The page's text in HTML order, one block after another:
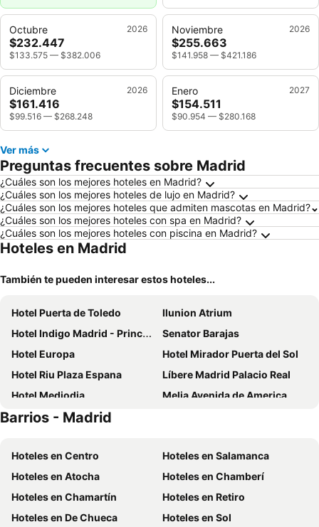
Octubre 2026
$232.447
$133.575 — $382.006
Noviembre 2026
$255.663
$141.958 — $421.186
Diciembre 2026
$161.416
$99.516 — $268.248
Enero 2027
$154.511
$90.954 — $280.168
Ver más
Preguntas frecuentes sobre Madrid
¿Cuáles son los mejores hoteles en Madrid?
¿Cuáles son los mejores hoteles de lujo en Madrid?
¿Cuáles son los mejores hoteles que admiten mascotas en Madrid?
¿Cuáles son los mejores hoteles con spa en Madrid?
¿Cuáles son los mejores hoteles con piscina en Madrid?
Hoteles en Madrid
También te pueden interesar estos hoteles...
Hotel Puerta de Toledo
Ilunion Atrium
Hotel Indigo Madrid - Princesa By Ihg
Senator Barajas
Hotel Europa
Hotel Mirador Puerta del Sol
Hotel Riu Plaza Espana
Líbere Madrid Palacio Real
Hotel Mediodia
Melia Avenida de America
Anaco
Hotel Praga
Hostal El Pilar
ibis budget Madrid Vallecas
Hotel Liabeny
Apartamentos Recoletos
Hotel Puerta America
Hostal Condestable
Optimi Rooms Madrid
Barrios - Madrid
Hoteles en Centro
Hoteles en Salamanca
Hoteles en Atocha
Hoteles en Chamberí
Hoteles en Chamartín
Hoteles en Retiro
Hoteles en De Chueca
Hoteles en Sol